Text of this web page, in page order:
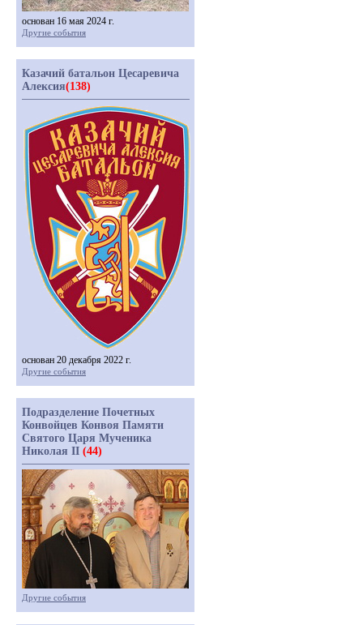
основан 16 мая 2024 г.
Другие события
Казачий батальон Цесаревича
Алексия(138)
основан 20 декабря 2022 г.
Другие события
Подразделение Почетных
Конвойцев Конвоя Памяти
Святого Царя Мученика
Николая II (44)
Другие события